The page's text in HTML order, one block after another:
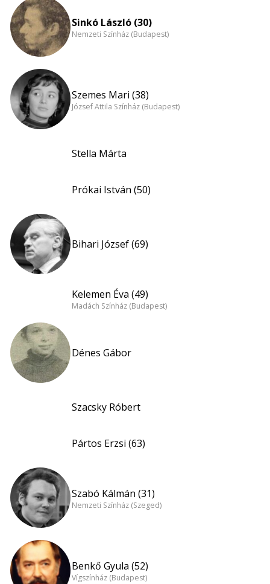
Sinkó László (30)
Nemzeti Színház (Budapest)
Szemes Mari (38)
József Attila Színház (Budapest)
Stella Márta
Prókai István (50)
Bihari József (69)
Kelemen Éva (49)
Madách Színház (Budapest)
Dénes Gábor
Szacsky Róbert
Pártos Erzsi (63)
Szabó Kálmán (31)
Nemzeti Színház (Szeged)
Benkő Gyula (52)
Vígszínház (Budapest)